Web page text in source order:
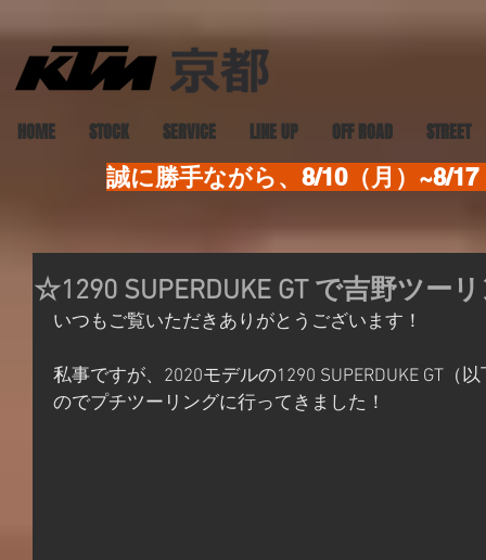
HOME STOCK SERVICE LINE UP OFF ROAD STREET
誠に勝手ながら、8/10（月）~8/
☆1290 SUPERDUKE GT で吉野ツー
いつもご覧いただきありがとうございます！
私事ですが、2020モデルの1290 SUPERDUKE GT（
のでプチツーリングに行ってきました！